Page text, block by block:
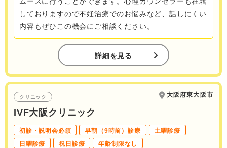
しておりますので不妊治療でのお悩みなど、話しにくい
内容もぜひこの機会にご相談ください。
詳細を見る
クリニック 大阪府東大阪市
IVF大阪クリニック
初診・説明会必須 早朝（9時前）診療
土曜診療
日曜診療
祝日診療
年齢制限なし